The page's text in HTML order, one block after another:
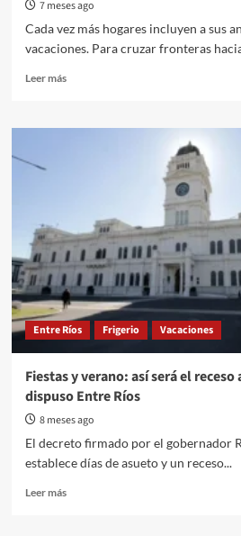
7 meses ago
Cada vez más hogares incluyen a sus
vacaciones. Para cruzar fronteras
Leer másRead
Mascotas
familias
de
Gualeguaychú
para
viajar
Uruguay
Entre Ríos Frigerio Vacaciones
Fiestas y verano: así será el
dispuso Entre Ríos
8 meses ago
El decreto firmado por el gobernador
establece días de asueto y un receso...
Leer másRead